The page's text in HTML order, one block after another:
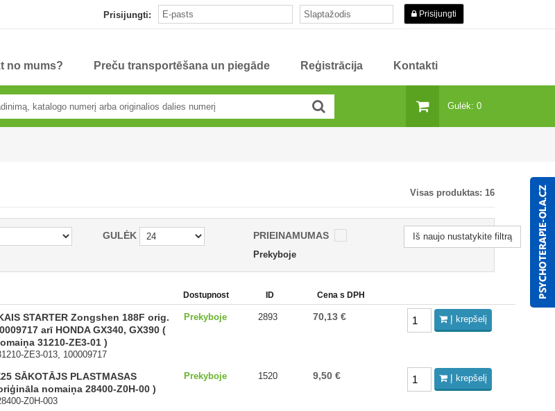
Prisijungti: Prisijungti
no mums? Preču transportēšana un piegāde Reģistrācija Kontakti
Gulėk: 0
Visas produktas: 16
GULĖK PRIEINAMUMAS
Prekyboje
Iš naujo nustatykite filtrą
Dostupnost ID Cena s DPH
STARTER Zongshen 188F orig.
arī HONDA GX340, GX390 (
31210-ZE3-01 )
ZE3-013, 100009717
Prekyboje 2893 70,13 € Į krepšelį
SĀKOTĀJS PLASTMASAS
nomaiņa 28400-Z0H-00 )
Z0H-003
Prekyboje 1520 9,50 € Į krepšelį